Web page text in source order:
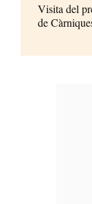
Visita del
de